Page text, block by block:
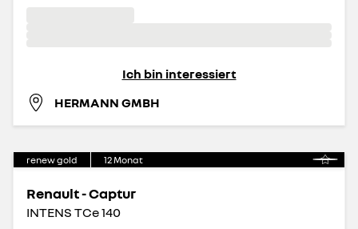
Ich bin interessiert
HERMANN GMBH
renew gold 12Monat
Renault - Captur
INTENS TCe 140